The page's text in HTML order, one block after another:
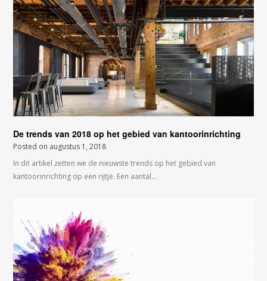
De trends van 2018 op het gebied van kantoorinrichting
Posted on augustus 1, 2018
In dit artikel zetten we de nieuwste trends op het gebied van
kantoorinrichting op een rijtje. Een aantal…